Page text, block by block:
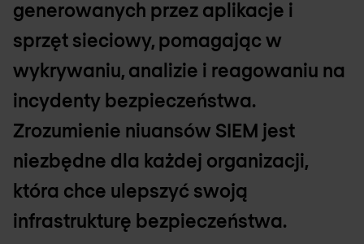
generowanych przez aplikacje i
sprzęt sieciowy, pomagając w
wykrywaniu, analizie i reagowaniu na
incydenty bezpieczeństwa.
Zrozumienie niuansów SIEM jest
niezbędne dla każdej organizacji,
która chce ulepszyć swoją
infrastrukturę bezpieczeństwa.